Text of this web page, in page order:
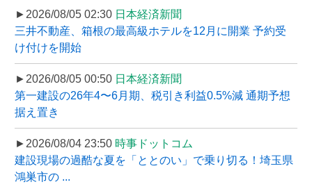
►2026/08/05 02:30 日本経済新聞
三井不動産、箱根の最高級ホテルを12月に開業 予約受
け付けを開始
►2026/08/05 00:50 日本経済新聞
第一建設の26年4〜6月期、税引き利益0.5%減 通期予想
据え置き
►2026/08/04 23:50 時事ドットコム
建設現場の過酷な夏を「ととのい」で乗り切る！埼玉県
鴻巣市の ...